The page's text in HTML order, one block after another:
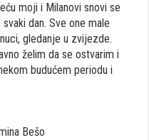
moji i Milanovi snovi se
dan. Sve one male
gledanje u zvijezde.
želim da se ostvarim i
budućem periodu i
Bešo